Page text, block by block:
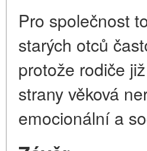
Pro společnost
starých otců
protože rodiče
strany věková
emocionální a